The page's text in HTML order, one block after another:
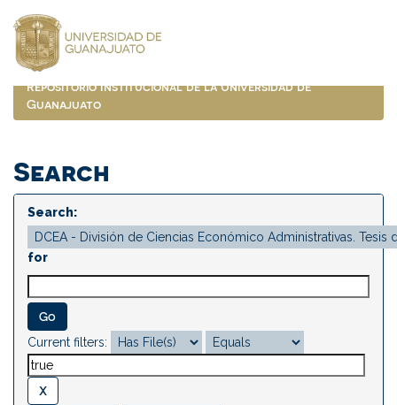
navigation
Repositorio Institucional de la Universidad de
Guanajuato
Search
Search:
for
Current filters: